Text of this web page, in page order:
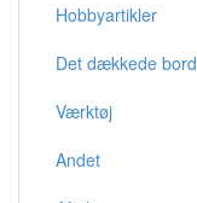
Hobbyartikler
Det dækkede bord
Værktøj
Andet